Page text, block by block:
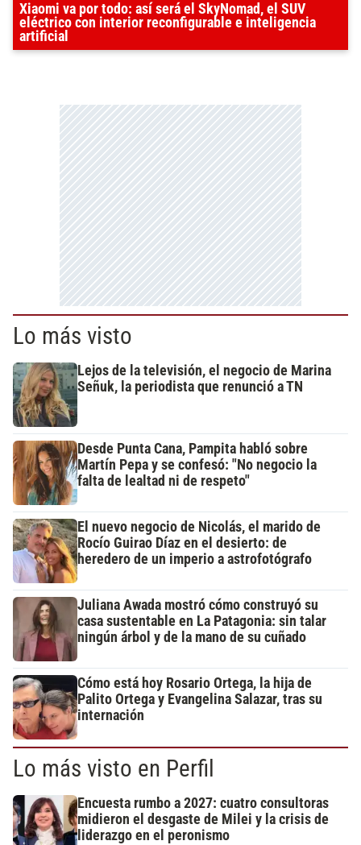
Xiaomi va por todo: así será el SkyNomad, el SUV
eléctrico con interior reconfigurable e inteligencia
artificial
Lo más visto
Lejos de la televisión, el negocio de Marina
Señuk, la periodista que renunció a TN
Desde Punta Cana, Pampita habló sobre
Martín Pepa y se confesó: "No negocio la
falta de lealtad ni de respeto"
El nuevo negocio de Nicolás, el marido de
Rocío Guirao Díaz en el desierto: de
heredero de un imperio a astrofotógrafo
Juliana Awada mostró cómo construyó su
casa sustentable en La Patagonia: sin talar
ningún árbol y de la mano de su cuñado
Cómo está hoy Rosario Ortega, la hija de
Palito Ortega y Evangelina Salazar, tras su
internación
Lo más visto en Perfil
Encuesta rumbo a 2027: cuatro consultoras
midieron el desgaste de Milei y la crisis de
liderazgo en el peronismo